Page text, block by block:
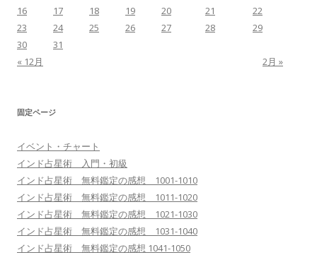
« 12月 2月 »
16 17 18 19 20 21
22
23
24 25 26 27 28
29
30
31
固定ページ
イベント・チャート
インド占星術 入門・初級
インド占星術 無料鑑定の感想 1001-1010
インド占星術 無料鑑定の感想 1011-1020
インド占星術 無料鑑定の感想 1021-1030
インド占星術 無料鑑定の感想 1031-1040
インド占星術 無料鑑定の感想 1041-1050